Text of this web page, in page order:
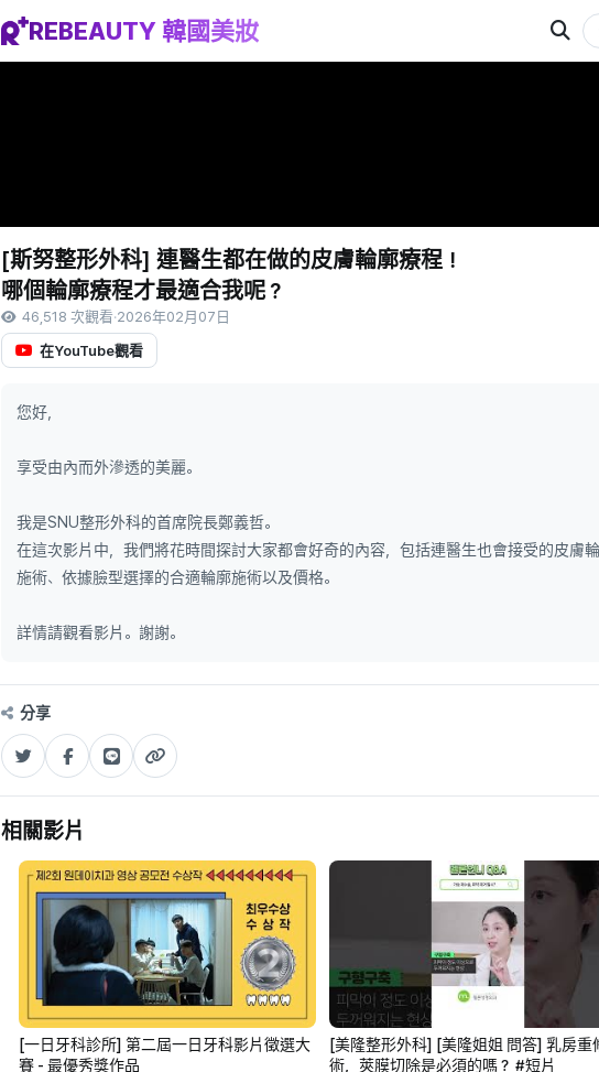
REBEAUTY 韓國美妝
[斯努整形外科] 連醫生都在做的皮膚輪廓療程！
哪個輪廓療程才最適合我呢？
46,518 次觀看·2026年02月07日
在YouTube觀看
您好，
享受由內而外滲透的美麗。
我是SNU整形外科的首席院長鄭義哲。
在這次影片中，我們將花時間探討大家都會好奇的內容，包括連醫生也會接受的皮膚
施術、依據臉型選擇的合適輪廓施術以及價格。
詳情請觀看影片。謝謝。
分享
相關影片
[一日牙科診所] 第二屆一日牙科影片徵選大
賽 - 最優秀獎作品
[美隆整形外科] [美隆姐姐 問答] 乳房重
術，莢膜切除是必須的嗎？ #短片